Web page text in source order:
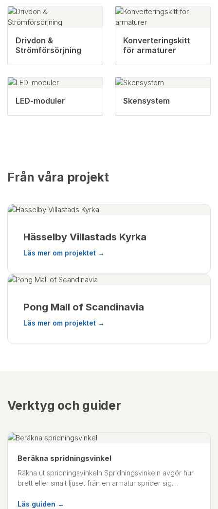
Drivdon &
Strömförsörjning
Konverteringskitt
för armaturer
LED-moduler Skensystem
Från våra projekt
Hässelby Villastads Kyrka
Läs mer om projektet →
Pong Mall of Scandinavia
Läs mer om projektet →
Verktyg och guider
Beräkna spridningsvinkel
Räkna ut spridningsvinkeln Spridningsvinkeln avgör hur
brett eller smalt ljuset från en armatur sprider sig.…
Läs guiden →